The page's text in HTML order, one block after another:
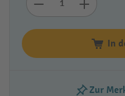
In
Zur